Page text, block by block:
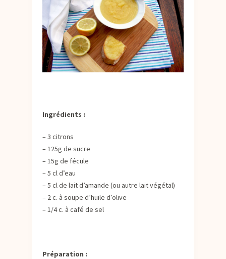
Ingrédients :
– 3 citrons
– 125g de sucre
– 15g de fécule
– 5 cl d’eau
– 5 cl de lait d’amande (ou autre lait végétal)
– 2 c. à soupe d’huile d’olive
– 1/4 c. à café de sel
Préparation :